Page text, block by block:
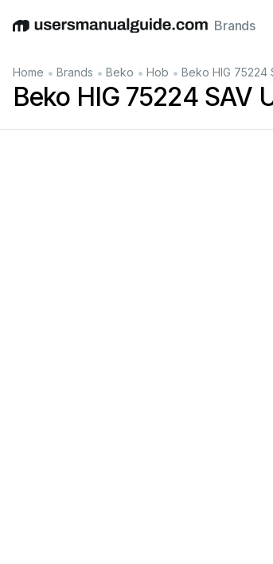
EnglishDeutschEspañolItalianoFrançais
Brands
Home • Brands • Beko • Hob • Beko HIG 75224
Beko HIG 75224 SAV